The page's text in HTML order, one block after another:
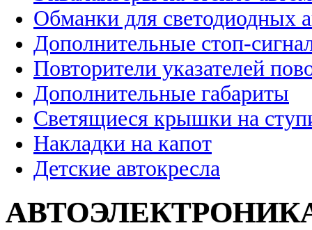
Обманки для светодиодных
Дополнительные стоп-
Повторители указателей
Дополнительные габариты
Светящиеся крышки на
Накладки на капот
Детские автокресла